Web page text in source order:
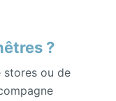
?
stores ou de